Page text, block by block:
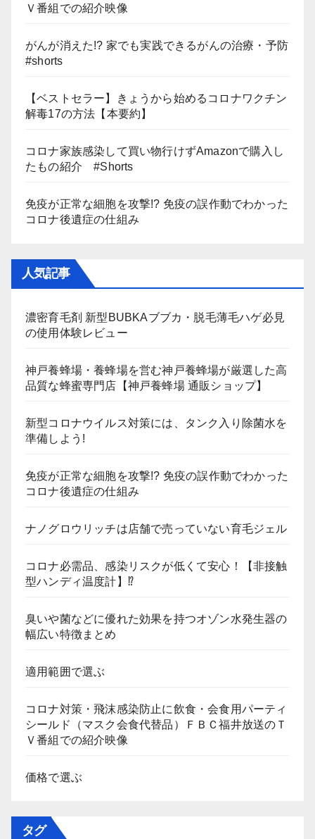
Ｖ番組での紹介映像
がんが消えた!? 家でも実践できるがんの治療・予防
#shorts
【ベストセラー】きょうから始めるコロナワクチン
解毒17の方法【本要約】
コロナ家族感染して買い物行けずAmazonで購入し
たもの紹介 #Shorts
免疫が正常な細胞を攻撃!? 免疫の誤作動でわかった
コロナ後遺症の仕組み
人気記事
濃密育毛剤 新型BUBKAブブカ・脱毛薄毛ハゲ必見
の使用体験レビュー
神戸養蜂場・養蜂場を営む神戸養蜂場が厳選した高
品質な蜂蜜専門店【神戸養蜂場 通販ショップ】
新型コロナウイルス対策には、タンク入り除菌水を
準備しよう!
免疫が正常な細胞を攻撃!? 免疫の誤作動でわかった
コロナ後遺症の仕組み
ナノグロウリッチは店舗で売っていない育毛ジェル
コロナ必需品、感染リスクが低くて安心！【非接触
型ハンディ温度計】⁉
臭いや菌などに優れた効果を持つオゾン水発生器の
幅広い特徴まとめ
適用範囲で選ぶ
コロナ対策・飛沫感染防止に飲食・会食用パーティ
シールド（マスク会食代替品）ＦＢＣ福井放送のＴ
Ｖ番組での紹介映像
価格で選ぶ
タグ